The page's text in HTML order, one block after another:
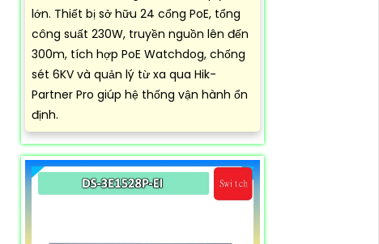
lớn. Thiết bị sở hữu 24 cổng PoE, tổng
công suất 230W, truyền nguồn lên đến
300m, tích hợp PoE Watchdog, chống
sét 6KV và quản lý từ xa qua Hik-
Partner Pro giúp hệ thống vận hành ổn
định.